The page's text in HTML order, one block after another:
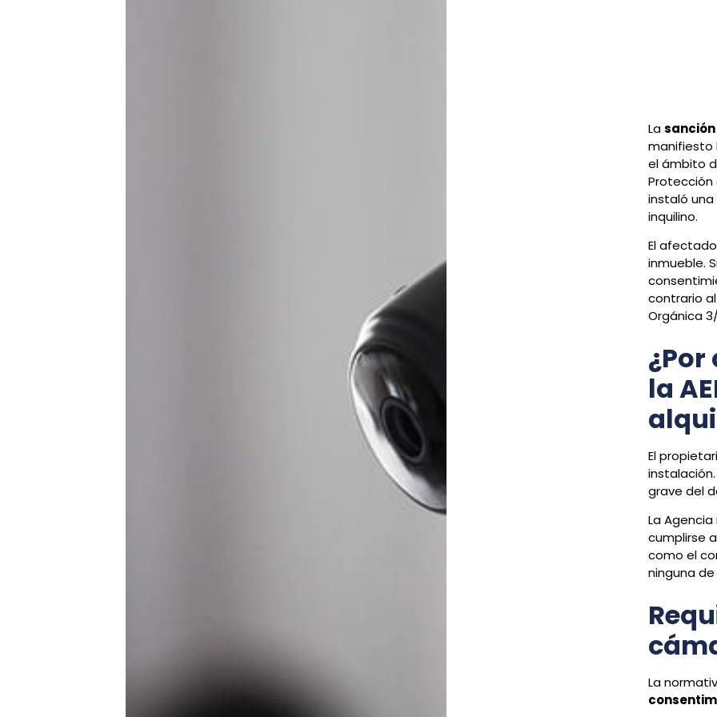
La
manifiesto
el ámbito
Protección
instaló
inquilino.
El
inmueble.
contrario
Orgánica
la
El
grave del
La
cumplirse
como el
ninguna
La